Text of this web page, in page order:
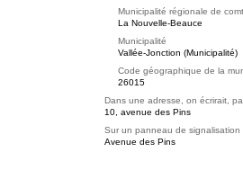
Municipalité régionale de
La Nouvelle-Beauce
Municipalité
Vallée-Jonction (Municipalité)
Code géographique de la
26015
Dans une adresse, on écrirait,
10, avenue des Pins
Sur un panneau de
Avenue des Pins